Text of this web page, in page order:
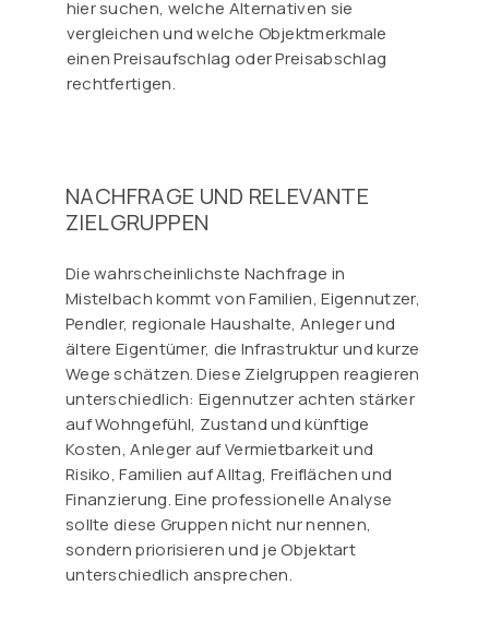
hier suchen, welche Alternativen sie
vergleichen und welche Objektmerkmale
einen Preisaufschlag oder Preisabschlag
rechtfertigen.
NACHFRAGE UND RELEVANTE
ZIELGRUPPEN
Die wahrscheinlichste Nachfrage in
Mistelbach kommt von Familien, Eigennutzer,
Pendler, regionale Haushalte, Anleger und
ältere Eigentümer, die Infrastruktur und kurze
Wege schätzen. Diese Zielgruppen reagieren
unterschiedlich: Eigennutzer achten stärker
auf Wohngefühl, Zustand und künftige
Kosten, Anleger auf Vermietbarkeit und
Risiko, Familien auf Alltag, Freiflächen und
Finanzierung. Eine professionelle Analyse
sollte diese Gruppen nicht nur nennen,
sondern priorisieren und je Objektart
unterschiedlich ansprechen.